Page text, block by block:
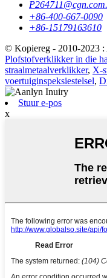
+86-400-667-0090
+86-15179163610
© Kopiereg - 2010-2023 :
Plofstofverklikker in die
straalmetaalverklikker, X-
voertuiginspeksiestelsel,
Stuur e-pos
x